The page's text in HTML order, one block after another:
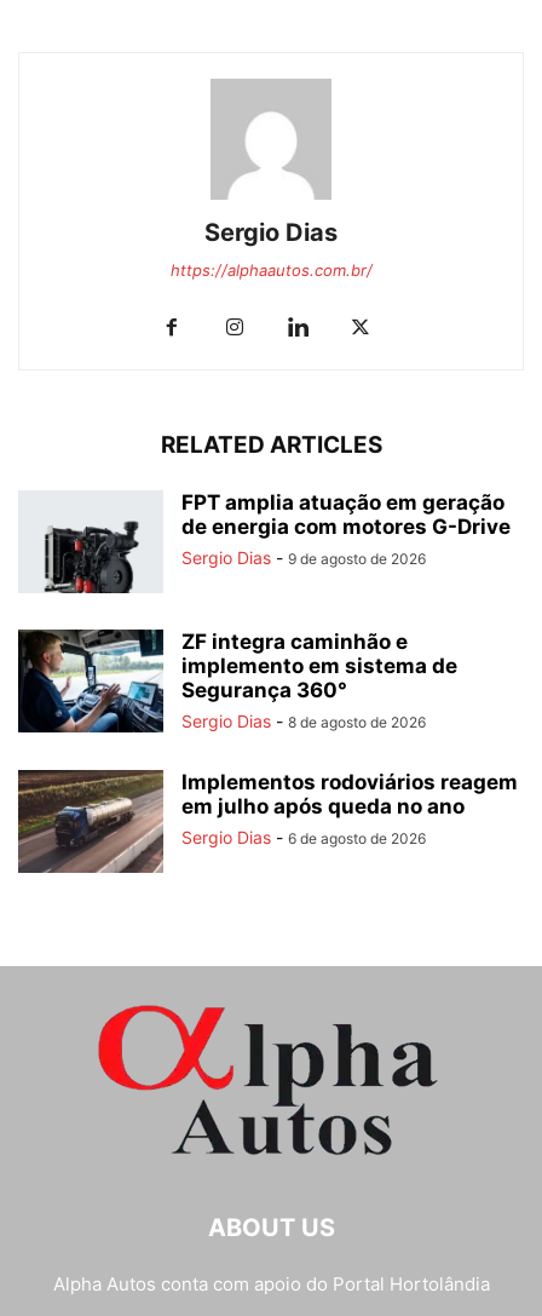
Sergio Dias
https://alphaautos.com.br/
RELATED ARTICLES
FPT amplia atuação em geração
de energia com motores G-Drive
Sergio Dias - 9 de agosto de 2026
ZF integra caminhão e
implemento em sistema de
Segurança 360°
Sergio Dias - 8 de agosto de 2026
Implementos rodoviários reagem
em julho após queda no ano
Sergio Dias - 6 de agosto de 2026
ABOUT US
Alpha Autos conta com apoio do Portal Hortolândia